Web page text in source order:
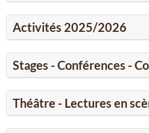
Activités 2025/2026
Stages - Conférences -
Théâtre - Lectures en